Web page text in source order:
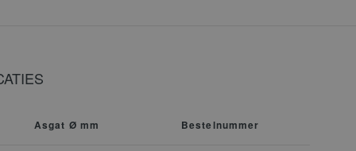
Asgat Ø mm Bestelnummer